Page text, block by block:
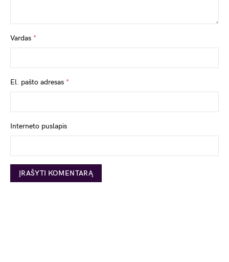
Vardas *
El. pašto adresas *
Interneto puslapis